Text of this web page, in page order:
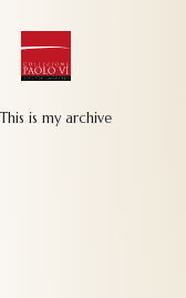
This is my archive